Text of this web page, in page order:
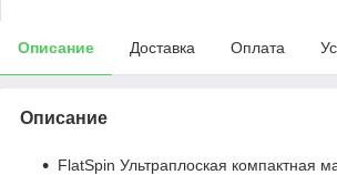
Описание Доставка Оплата
Описание
FlatSpin Ультраплоская компактная